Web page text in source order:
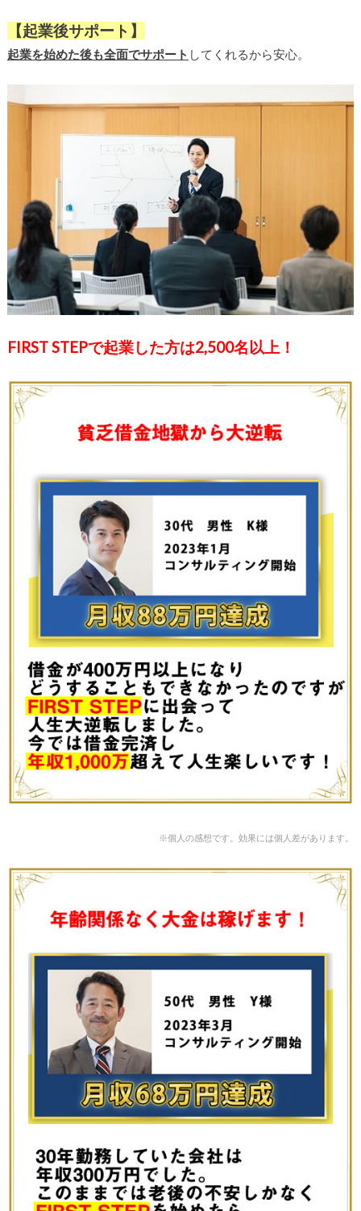
【起業後サポート】
起業を始めた後も全面でサポート してくれるから安心。
FIRST STEPで起業した方は2,500名以上！
※個人の感想です。効果には個人差があります。